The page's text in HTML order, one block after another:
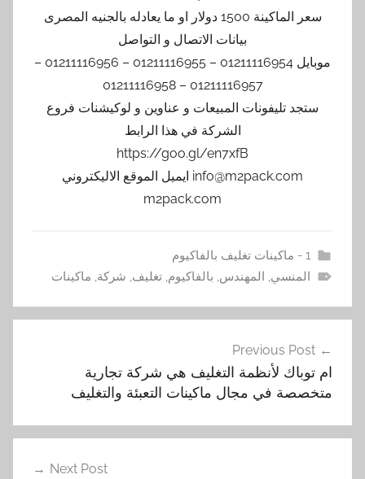
سعر الماكينة 1500 دولار او ما يعادله بالجنيه المصرى
بيانات الاتصال و التواصل
موبايل 01211116954 – 01211116955 – 01211116956 –
01211116957 – 01211116958
ستجد تليفونات المبيعات و عناوين و لوكيشنات فروع
الشركة في هذا الرابط
https://goo.gl/en7xfB
info@m2pack.com ايميل الموقع الاليكتروني
m2pack.com
1 - ماكينات تغليف بالفاكيوم
المنسي, المهندس, بالفاكيوم,تغليف, شركة, ماكينات
المقالات
Previous Post
ام توباك لأنظمة التغليف هي شركة تجارية
متخصصة في مجال ماكينات التعبئة والتغليف
Next Post